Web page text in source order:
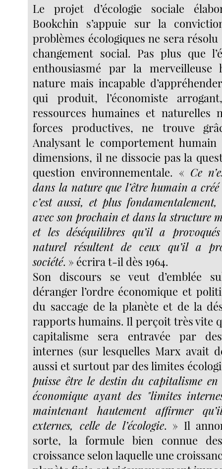
Le projet d’écologie sociale
Bookchin s’appuie sur la
problèmes écologiques ne sera
changement social. Pas plus que
enthousiasmé par la merveilleuse
nature mais incapable
qui produit, l’économiste
ressources humaines et naturelles
forces productives, ne trouve
Analysant le comportement humain
dimensions, il ne dissocie pas la
question environnementale. « Ce
dans la nature que l’être humain a créé
c’est aussi, et plus
avec son prochain et dans la structure
et les déséquilibres qu’il a
naturel résultent de ceux qu’il a
société. » écrira t-il dès 1964.
Son discours se veut d’emblée
déranger l’ordre économique et
du saccage de la planète et de la
rapports humains. Il perçoit très vite
capitalisme sera entravée par
internes (sur lesquelles Marx avait
aussi et surtout par des limites
puisse être le destin du capitalisme en
économique ayant des "limites
maintenant hautement affirmer
externes, celle de l’écologie. » Il
sorte, la formule bien connue
croissance selon laquelle une